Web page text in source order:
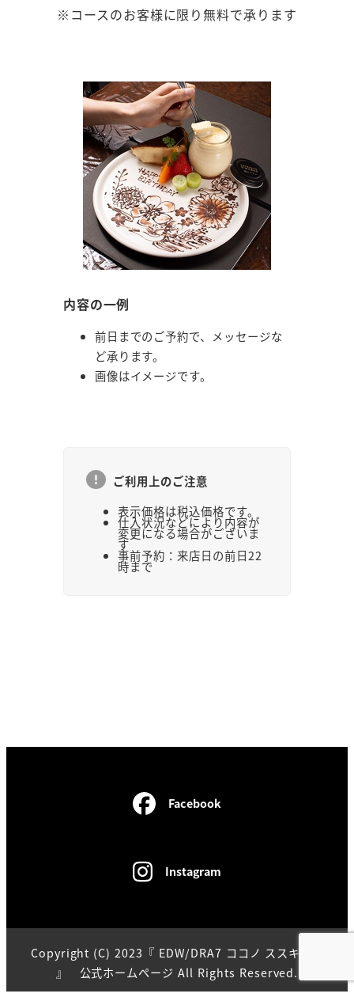
※コースのお客様に限り無料で承ります
内容の一例
前日までのご予約で、メッセージな
ど承ります。
画像はイメージです。
ご利用上のご注意
表示価格は税込価格です。
仕入状況などにより内容が
変更になる場合がございま
す
事前予約：来店日の前日22
時まで
Facebook
Instagram
Copyright (C) 2023『 EDW/DRA7 ココノ ススキノ店
』 公式ホームページ All Rights Reserved.